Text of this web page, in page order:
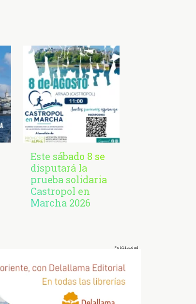
Este sábado 8 se
disputará la
prueba solidaria
Castropol en
Marcha 2026